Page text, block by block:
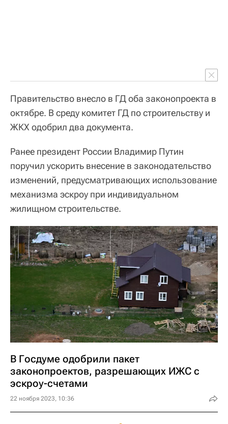
Правительство внесло в ГД оба законопроекта в
октябре. В среду комитет ГД по строительству и
ЖКХ одобрил два документа.
Ранее президент России Владимир Путин
поручил ускорить внесение в законодательство
изменений, предусматривающих использование
механизма эскроу при индивидуальном
жилищном строительстве.
В Госдуме одобрили пакет
законопроектов, разрешающих ИЖС с
эскроу-счетами
22 ноября 2023, 10:36